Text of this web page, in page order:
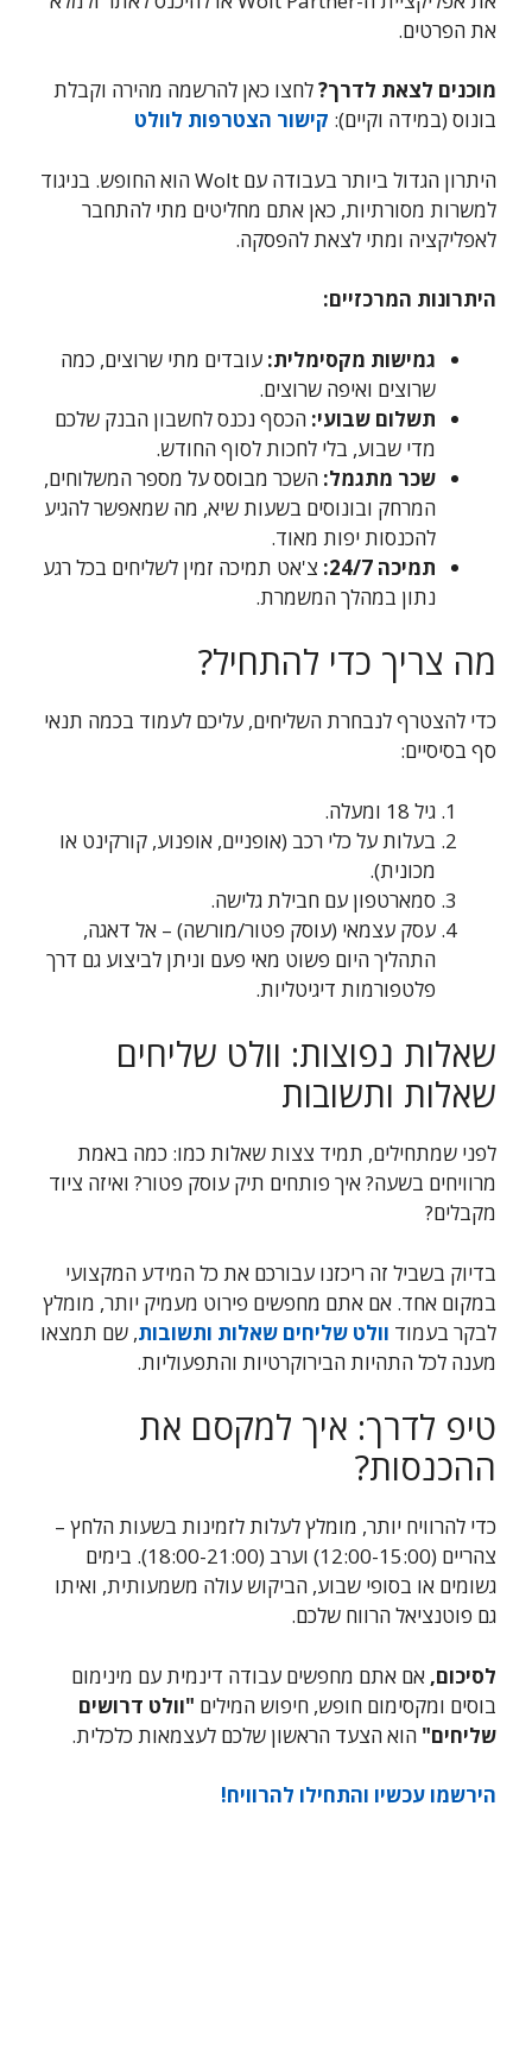
את הפרטים.
מוכנים לצאת לדרך?לחצו כאן להרשמה מהירה וקבלת
בונוס (במידה וקיים): קישור הצטרפות לוולט
היתרון הגדול ביותר בעבודה עם Wolt הוא החופש. בניגוד
למשרות מסורתיות, כאן אתם מחליטים מתי להתחבר
לאפליקציה ומתי לצאת להפסקה.
היתרונות המרכזיים:
גמישות מקסימלית: עובדים מתי שרוצים, כמה
שרוצים ואיפה שרוצים.
תשלום שבועי: הכסף נכנס לחשבון הבנק שלכם
מדי שבוע, בלי לחכות לסוף החודש.
שכר מתגמל: השכר מבוסס על מספר המשלוחים,
המרחק ובונוסים בשעות שיא, מה שמאפשר להגיע
להכנסות יפות מאוד.
תמיכה 24/7:
צ'אט תמיכה זמין לשליחים בכל רגע
נתון במהלך המשמרת.
מה צריך כדי להתחיל?
כדי להצטרף לנבחרת השליחים, עליכם לעמוד בכמה תנאי
סף בסיסיים:
גיל 18 ומעלה.
בעלות על כלי רכב (אופניים, אופנוע, קורקינט או
מכונית).
סמארטפון עם חבילת גלישה.
עסק עצמאי (עוסק פטור/מורשה) – אל דאגה,
התהליך היום פשוט מאי פעם וניתן לביצוע גם דרך
פלטפורמות דיגיטליות.
שאלות נפוצות: וולט שליחים
שאלות ותשובות
לפני שמתחילים, תמיד צצות שאלות כמו: כמה באמת
מרוויחים בשעה? איך פותחים תיק עוסק פטור? ואיזה ציוד
מקבלים?
בדיוק בשביל זה ריכזנו עבורכם את כל המידע המקצועי
במקום אחד. אם אתם מחפשים פירוט מעמיק יותר, מומלץ
לבקר בעמוד וולט שליחים שאלות ותשובות, שם תמצאו
מענה לכל התהיות הבירוקרטיות והתפעוליות.
טיפ לדרך: איך למקסם את
ההכנסות?
כדי להרוויח יותר, מומלץ לעלות לזמינות בשעות הלחץ –
צהריים (12:00-15:00) וערב (18:00-21:00). בימים
גשומים או בסופי שבוע, הביקוש עולה משמעותית, ואיתו
גם פוטנציאל הרווח שלכם.
לסיכום, אם אתם מחפשים עבודה דינמית עם מינימום
בוסים ומקסימום חופש, חיפוש המילים "וולט דרושים
שליחים" הוא הצעד הראשון שלכם לעצמאות כלכלית.
הירשמו עכשיו והתחילו להרוויח!